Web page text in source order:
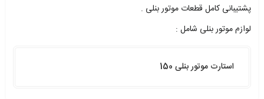
پشتیبانی کامل قطعات موتور بنلی .
لوازم موتور بنلی شامل :
استارت موتور بنلی 150